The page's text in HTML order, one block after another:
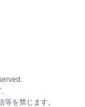
を禁じます。